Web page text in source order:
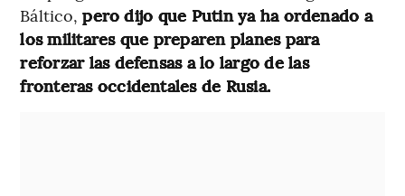
Báltico,pero dijo que Putin ya ha ordenado a
los militares que preparen planes para
reforzar las defensas a lo largo de las
fronteras occidentales de Rusia.